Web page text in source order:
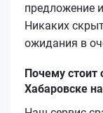
предложение
Никаких
ожидания в
Почему
Хабаровске